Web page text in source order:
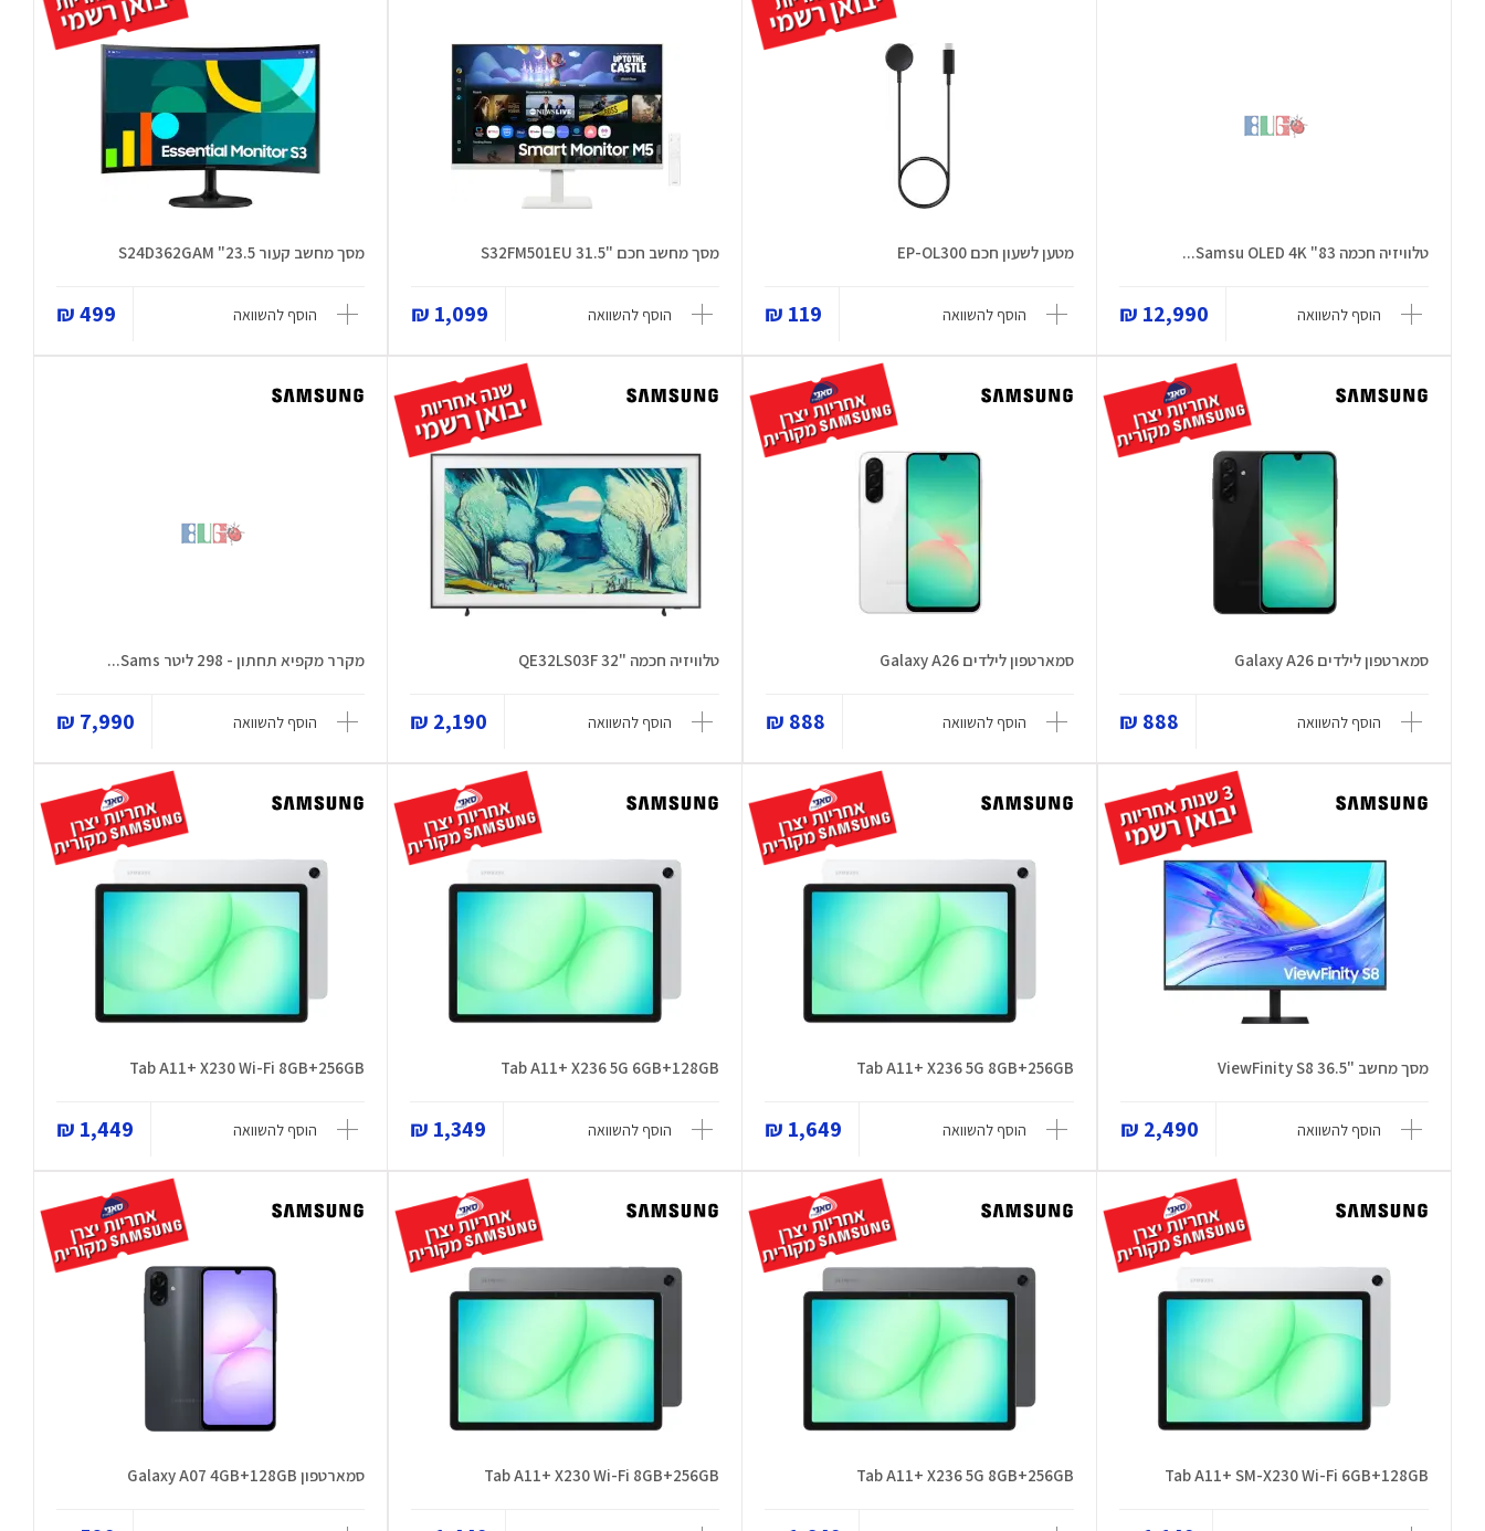
טלוויזיה חכמה 83" OLED 4K ‏Samsu...
הוסף להשוואה 12,990 ₪
מטען לשעון חכם EP-OL300
הוסף להשוואה 119 ₪
מסך מחשב חכם "31.5 S32FM501EU
הוסף להשוואה 1,099 ₪
מסך מחשב קעור 23.5" S24D362GAM
הוסף להשוואה 499 ₪
סמארטפון לילדים Galaxy A26
הוסף להשוואה 888 ₪
סמארטפון לילדים Galaxy A26
הוסף להשוואה 888 ₪
טלוויזיה חכמה "32 QE32LS03F
הוסף להשוואה 2,190 ₪
מקרר מקפיא תחתון - 298 ליטר Sams...
הוסף להשוואה 7,990 ₪
מסך מחשב "36.5 ViewFinity S8
הוסף להשוואה 2,490 ₪
Tab A11+ X236 5G 8GB+256GB
הוסף להשוואה 1,649 ₪
Tab A11+ X236 5G 6GB+128GB
הוסף להשוואה 1,349 ₪
Tab A11+ X230 Wi-Fi 8GB+256GB
הוסף להשוואה 1,449 ₪
Tab A11+ SM-X230 Wi-Fi 6GB+128GB
Tab A11+ X236 5G 8GB+256GB
Tab A11+ X230 Wi-Fi 8GB+256GB סמארטפון Galaxy A07 4GB+128GB